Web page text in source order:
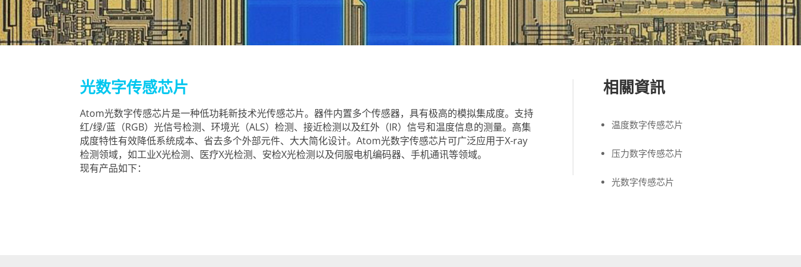
光数字传感芯片
Atom光数字传感芯片是一种低功耗新技术光传感芯片。器件内置多个传感器，具有极高的模拟集成度。支持
红/绿/蓝（RGB）光信号检测、环境光（ALS）检测、接近检测以及红外（IR）信号和温度信息的测量。高集
成度特性有效降低系统成本、省去多个外部元件、大大简化设计。Atom光数字传感芯片可广泛应用于X-ray
检测领域，如工业X光检测、医疗X光检测、安检X光检测以及伺服电机编码器、手机通讯等领域。
现有产品如下：
相關資訊
温度数字传感芯片
压力数字传感芯片
光数字传感芯片